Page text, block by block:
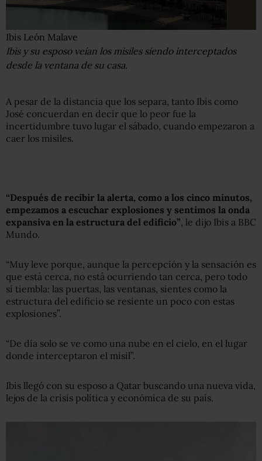
Ibis León Malave
Ibis y su esposo veían los misiles siendo interceptados
desde la ventana de su casa.
A pesar de la distancia que los separa, tanto Ibis como
José concuerdan en decir que lo peor fue la
incertidumbre tuvo lugar el sábado, cuando empezaron a
caer los misiles.
“Después de recibir la alerta, como a los cinco minutos,
empezamos a escuchar explosiones y sentimos la onda
expansiva en la estructura del edificio”, le dijo Ibis a BBC
Mundo.
“Muy leve porque, aunque la percepción y la sensación es
que está cerca, no está ocurriendo tan cerca, pero todo
sí tiembla: las puertas, las ventanas, sientes como la
estructura del edificio se resiente un poco con estas
explosiones”.
“De día solo se ve como una nube en el cielo, en el lugar
donde interceptaron el misil”.
Ibis llegó con su esposo a Qatar buscando una nueva vida,
lejos de la crisis política y económica de su país.